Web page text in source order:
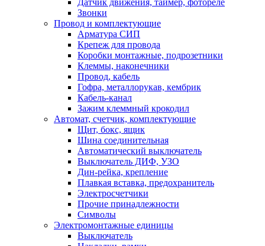
Датчик движения, таймер, фотореле
Звонки
Провод и комплектующие
Арматура СИП
Крепеж для провода
Коробки монтажные, подрозетники
Клеммы, наконечники
Провод, кабель
Гофра, металлорукав, кембрик
Кабель-канал
Зажим клеммный крокодил
Автомат, счетчик, комплектующие
Щит, бокс, ящик
Шина соединительная
Автоматический выключатель
Выключатель ДИФ, УЗО
Дин-рейка, крепление
Плавкая вставка, предохранитель
Электросчетчики
Прочие принадлежности
Символы
Электромонтажные единицы
Выключатель